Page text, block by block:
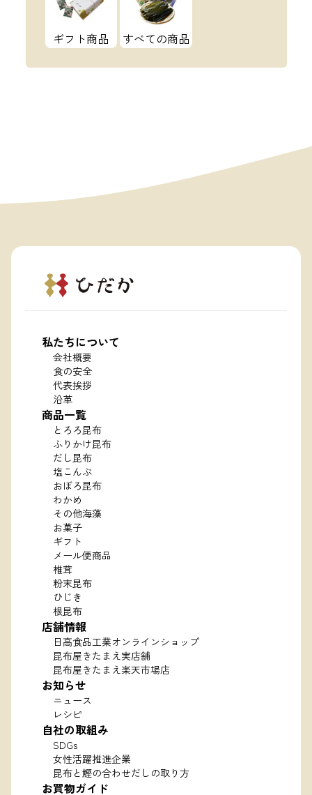
ギフト商品 すべての商品
私たちについて
会社概要
食の安全
代表挨拶
沿革
商品一覧
とろろ昆布
ふりかけ昆布
だし昆布
塩こんぶ
おぼろ昆布
わかめ
その他海藻
お菓子
ギフト
メール便商品
椎茸
粉末昆布
ひじき
根昆布
店舗情報
日高食品工業オンラインショップ
昆布屋きたまえ実店舗
昆布屋きたまえ楽天市場店
お知らせ
ニュース
レシピ
自社の取組み
SDGs
女性活躍推進企業
昆布と鰹の合わせだしの取り方
お買物ガイド